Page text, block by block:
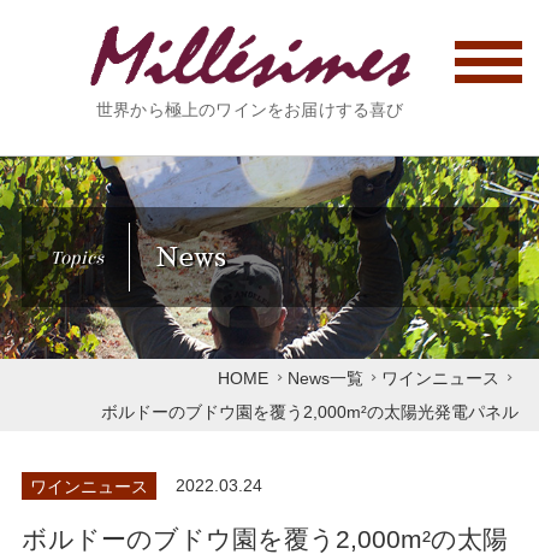
世界から極上のワインをお届けする喜び
Topics News
HOME News一覧
ワインニュース
ボルドーのブドウ園を覆う2,000m²の太陽光発電パネル
ワインニュース 2022.03.24
ボルドーのブドウ園を覆う2,000m²の太陽